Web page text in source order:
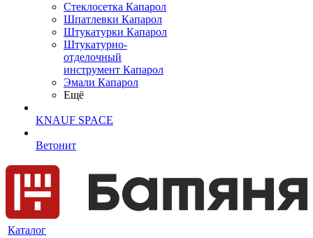
Cтеклосетка Капарол
Шпатлевки Капарол
Штукатурки Капарол
Штукатурно-
отделочный
инструмент Капарол
Эмали Капарол
Ещё
KNAUF SPACE
Ветонит
Каталог